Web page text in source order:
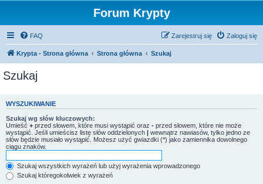
Forum Krypty
FAQ Zaloguj się
Zarejestruj się
Krypta - Strona główna Strona główna Szukaj
Szukaj
WYSZUKIWANIE
Szukaj wg słów kluczowych:
Umieść + przed słowem, które musi wystąpić oraz - przed słowem, które nie może
wystąpić. Jeśli umieścisz listę słów oddzielonych | wewnątrz nawiasów, tylko jedno ze
słów będzie musiało wystąpić. Możesz użyć gwiazdki (*) jako zamiennika dowolnego
ciągu znaków.
Szukaj wszystkich wyrażeń lub użyj wyrażenia wprowadzonego
Szukaj któregokolwiek z wyrażeń